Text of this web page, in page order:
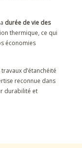
durée de vie des
thermique, ce qui
économies
d’étanchéité
reconnue dans
durabilité et